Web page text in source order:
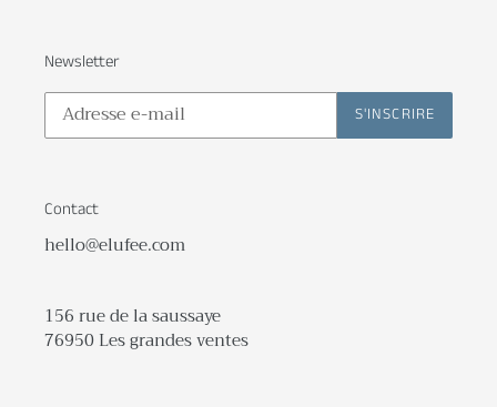
Newsletter
S'INSCRIRE
Contact
hello@elufee.com
156 rue de la saussaye
76950 Les grandes ventes